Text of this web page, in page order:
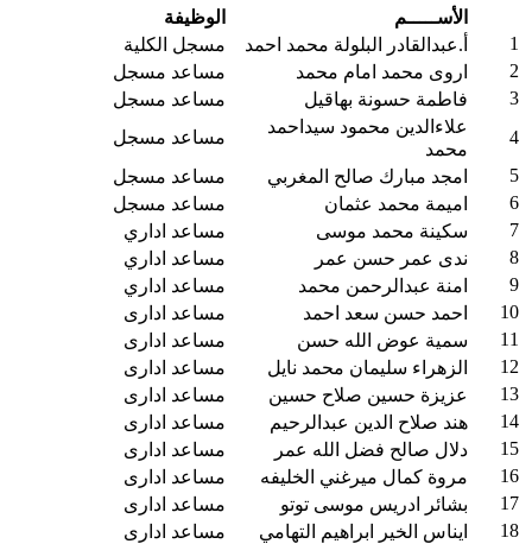
الأســـــم
الوظيفة
1
أ.عبدالقادر البلولة محمد احمد
مسجل الكلية
2
اروى محمد امام محمد
مساعد مسجل
3
فاطمة حسونة بهاقيل
مساعد مسجل
4
علاءالدين محمود سيداحمد
محمد
مساعد مسجل
5
امجد مبارك صالح المغربي
مساعد مسجل
6
اميمة محمد عثمان
مساعد مسجل
7
سكينة محمد موسى
مساعد اداري
8
ندى عمر حسن عمر
مساعد اداري
9
امنة عبدالرحمن محمد
مساعد اداري
10
احمد حسن سعد احمد
مساعد ادارى
11
سمية عوض الله حسن
مساعد ادارى
12
الزهراء سليمان محمد نايل
مساعد ادارى
13
عزيزة حسين صلاح حسين
مساعد ادارى
14
هند صلاح الدين عبدالرحيم
مساعد ادارى
15
دلال صالح فضل الله عمر
مساعد ادارى
16
مروة كمال ميرغني الخليفه
مساعد ادارى
17
بشائر ادريس موسى توتو
مساعد ادارى
18
ايناس الخير ابراهيم التهامي
مساعد ادارى